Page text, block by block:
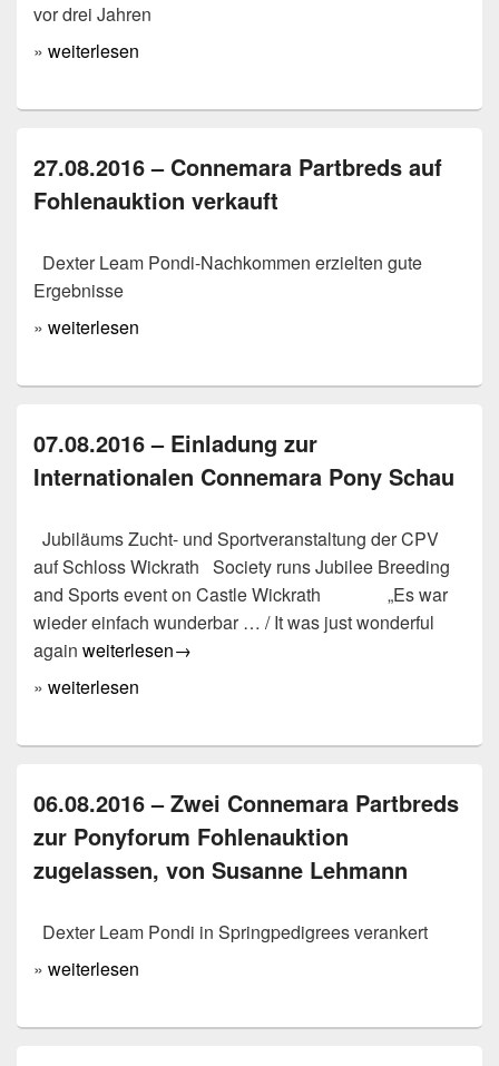
vor drei Jahren
» weiterlesen
27.08.2016 – Connemara Partbreds auf
Fohlenauktion verkauft
Dexter Leam Pondi-Nachkommen erzielten gute
Ergebnisse
» weiterlesen
07.08.2016 – Einladung zur
Internationalen Connemara Pony Schau
Jubiläums Zucht- und Sportveranstaltung der CPV
auf Schloss Wickrath Society runs Jubilee Breeding
and Sports event on Castle Wickrath „Es war
wieder einfach wunderbar … / It was just wonderful
again 07.08.2016 – Einladung zur Internationalen
weiterlesen→
» weiterlesen
06.08.2016 – Zwei Connemara Partbreds
zur Ponyforum Fohlenauktion
zugelassen, von Susanne Lehmann
Dexter Leam Pondi in Springpedigrees verankert
» weiterlesen